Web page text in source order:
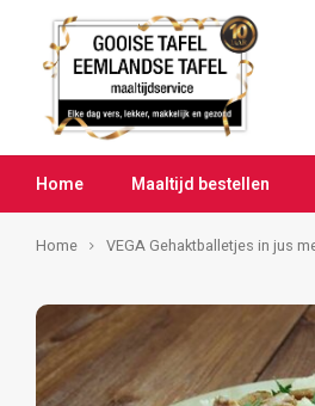
Home Maaltijd bestellen
Home VEGA Gehaktballetjes in jus